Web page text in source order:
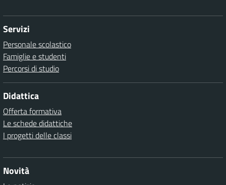
Servizi
Personale scolastico
Famiglie e studenti
Percorsi di studio
Didattica
Offerta formativa
Le schede didattiche
I progetti delle classi
Novità